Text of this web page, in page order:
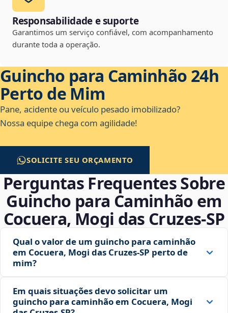
Responsabilidade e suporte
Garantimos um serviço confiável, com acompanhamento
durante toda a operação.
Guincho para Caminhão 24h
Perto de Mim
Pane, acidente ou veículo pesado imobilizado?
Nossa equipe chega com agilidade!
SOLICITE SEU ORÇAMENTO
Perguntas Frequentes Sobre
Guincho para Caminhão em
Cocuera, Mogi das Cruzes‑SP
Qual o valor de um guincho para caminhão
em Cocuera, Mogi das Cruzes‑SP perto de
mim?
Em quais situações devo solicitar um
guincho para caminhão em Cocuera, Mogi